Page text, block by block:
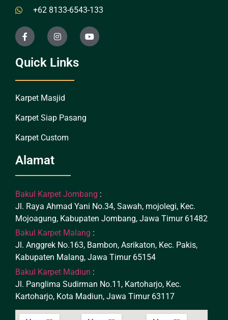
+62 8133-6543-133
Quick Links
Karpet Masjid
Karpet Siap Pasang
Karpet Custom
Alamat
Bakul Karpet Jombang :
Jl. Raya Ahmad Yani No.34, Sawah, mojolegi, Kec.
Mojoagung, Kabupaten Jombang, Jawa Timur 61482
Bakul Karpet Malang :
Jl. Anggrek No.163, Bambon, Asrikaton, Kec. Pakis,
Kabupaten Malang, Jawa Timur 65154
Bakul Karpet Madiun :
Jl. Panglima Sudirman No.11, Kartoharjo, Kec.
Kartoharjo, Kota Madiun, Jawa Timur 63117